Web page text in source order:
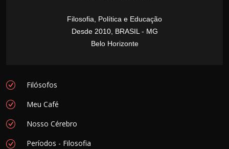
Filosofia, Política e Educação
Desde 2010, BRASIL - MG
Belo Horizonte
Filósofos
Meu Café
Nosso Cérebro
Períodos - Filosofia